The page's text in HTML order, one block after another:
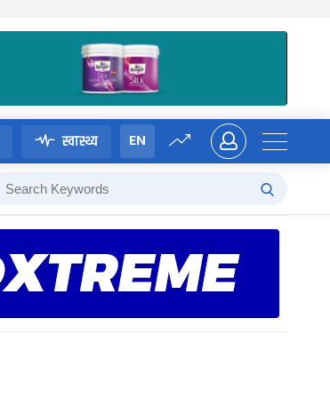
स्वास्थ्य EN